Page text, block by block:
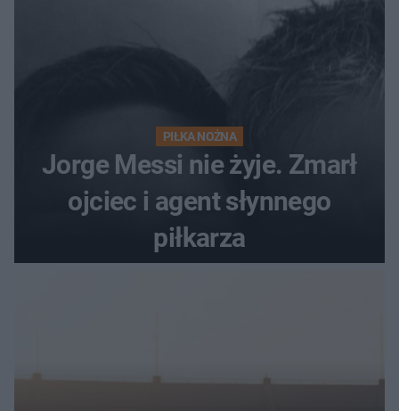
PIŁKA NOŻNA
Jorge Messi nie żyje. Zmarł
ojciec i agent słynnego
piłkarza